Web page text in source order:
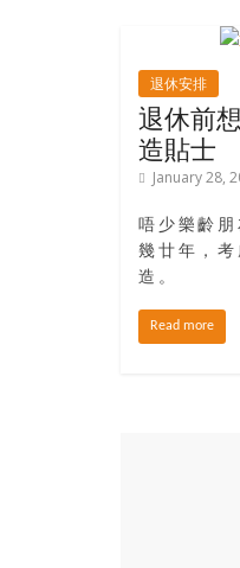
伴
歷
險
踏
入
50
歲
以
退休安排
退休前
造貼士
January 28,
唔少樂齡
幾廿年，
造。
Read more